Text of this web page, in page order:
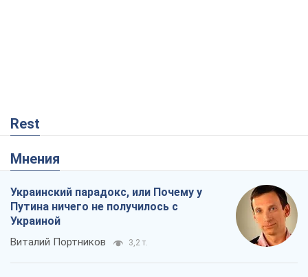
Rest
Мнения
Украинский парадокс, или Почему у
Путина ничего не получилось с
Украиной
Виталий Портников 3,2 т.